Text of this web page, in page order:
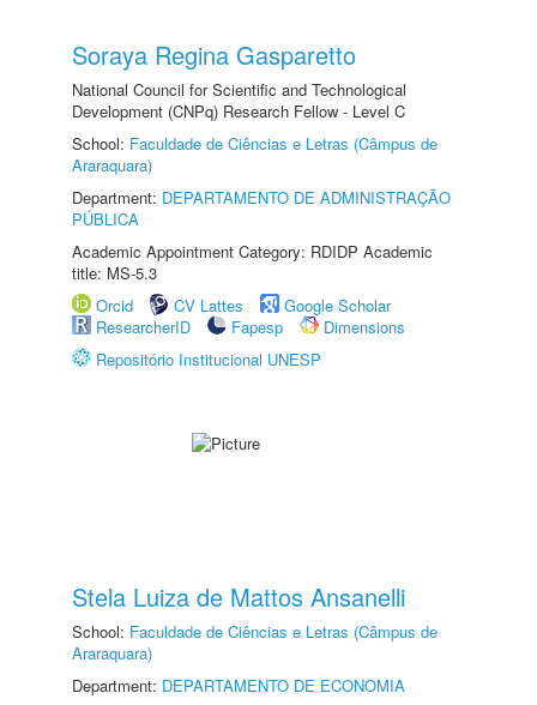
Soraya Regina Gasparetto
National Council for Scientific and Technological
Development (CNPq) Research Fellow - Level C
School: Faculdade de Ciências e Letras (Câmpus de
Araraquara)
Department: DEPARTAMENTO DE ADMINISTRAÇÃO
PÚBLICA
Academic Appointment Category: RDIDP Academic
title: MS-5.3
Orcid
CV Lattes
Google Scholar
ResearcherID
Fapesp
Dimensions
Repositório Institucional UNESP
Stela Luiza de Mattos Ansanelli
School: Faculdade de Ciências e Letras (Câmpus de
Araraquara)
Department: DEPARTAMENTO DE ECONOMIA